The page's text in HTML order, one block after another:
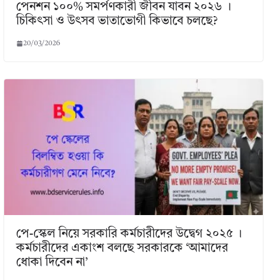
পেনশন ১০০% সমর্পণকারী জীবন যাবন ২০২৬ ।
চিকিৎসা ও উৎসব ভাতাভোগী কিভাবে চলছে?
20/03/2026
পে-স্কেল নিয়ে সরকারি কর্মচারীদের উদ্বেগ ২০২৫ ।
কর্মচারীদের একাংশ বলছে সরকারকে ‘আমাদের
ধোকা দিবেন না’